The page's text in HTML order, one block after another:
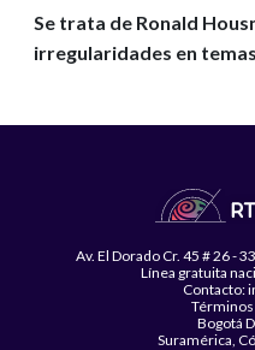
Se trata de Ronald
irregularidades en
Av. El Dorado Cr. 45 # 26 -
Línea gratuita
Contacto:
Bogotá
Suramérica,